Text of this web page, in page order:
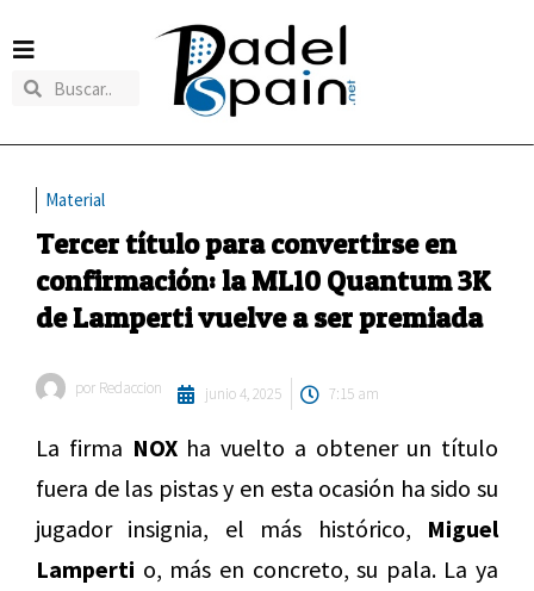
Material
Tercer título para convertirse en
confirmación: la ML10 Quantum 3K
de Lamperti vuelve a ser premiada
por Redaccion junio 4, 2025 7:15 am
La firma NOXha vuelto a obtener un título
fuera de las pistas y en esta ocasión ha sido su
jugador insignia, el más histórico, Miguel
Lamperti o, más en concreto, su pala. La ya